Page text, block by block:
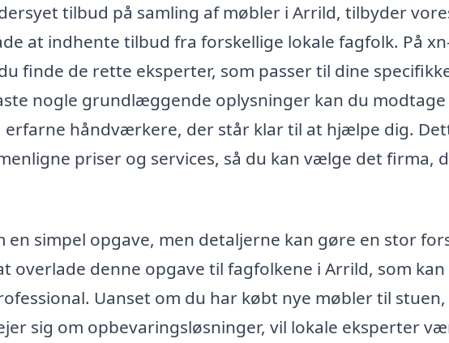
tilbud på samling af møbler i Arrild, tilbyder
at indhente tilbud fra forskellige lokale fagfolk. På
finde de rette eksperter, som passer til dine
nogle grundlæggende oplysninger kan du modtage
håndværkere, der står klar til at hjælpe dig.
priser og services, så du kan vælge det firma,
en simpel opgave, men detaljerne kan gøre en stor
overlade denne opgave til fagfolkene i Arrild, som kan
Uanset om du har købt nye møbler til stuen,
sig om opbevaringsløsninger, vil lokale eksperter